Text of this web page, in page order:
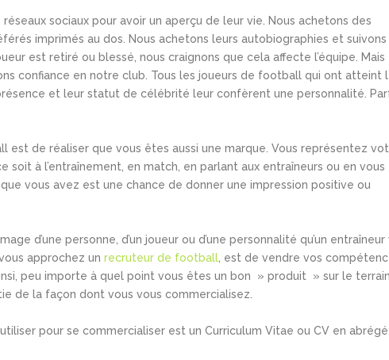
sociaux pour avoir un aperçu de leur vie. Nous achetons des
imprimés au dos. Nous achetons leurs autobiographies et suivons
est retiré ou blessé, nous craignons que cela affecte l’équipe. Mais
confiance en notre club. Tous les joueurs de football qui ont atteint
et leur statut de célébrité leur confèrent une personnalité.
de réaliser que vous êtes aussi une marque. Vous représentez
à l’entraînement, en match, en parlant aux entraîneurs ou en vous
vous avez est une chance de donner une impression positive ou
d’une personne, d’un joueur ou d’une personnalité qu’un
approchez un recruteur de football , est de vendre vos
peu importe à quel point vous êtes un bon » produit » sur le
de la façon dont vous vous commercialisez.
utiliser pour se commercialiser est un Curriculum Vitae ou CV en